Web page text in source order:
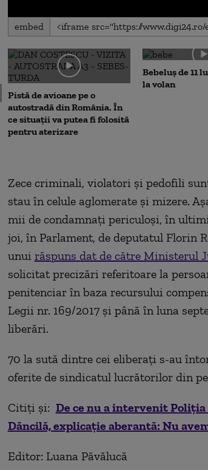
0
seconds
0
secondsVolume
90%
embed
Pistă de avioane pe o
autostradă din România. În
ce situații va putea fi folosită
pentru aterizare
Bebeluș de 11
la volan
Zece criminali, violatori şi pedofili
stau în celule aglomerate şi mizere.
mii de condamnaţi periculoşi, în
joi, în Parlament, de deputatul Florin
unui răspuns dat de către Ministerul
solicitat precizări referitoare la
penitenciar în baza recursului
Legii nr. 169/2017 şi până în luna
liberări.
70 la sută dintre cei eliberați s-au
oferite de sindicatul lucrătorilor din
Citiți și: De ce nu a intervenit Poliţia
Dăncilă, explicaţie aberantă: Nu
Editor: Luana Păvălucă